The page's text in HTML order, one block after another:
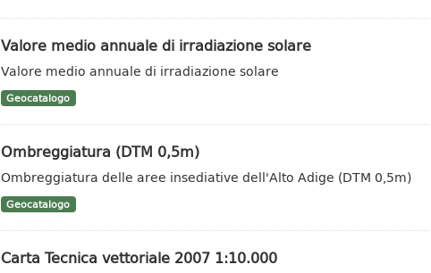
Valore medio annuale di irradiazione solare
Valore medio annuale di irradiazione solare
Geocatalogo
Ombreggiatura (DTM 0,5m)
Ombreggiatura delle aree insediative dell'Alto Adige (DTM 0,5m)
Geocatalogo
Carta Tecnica vettoriale 2007 1:10.000